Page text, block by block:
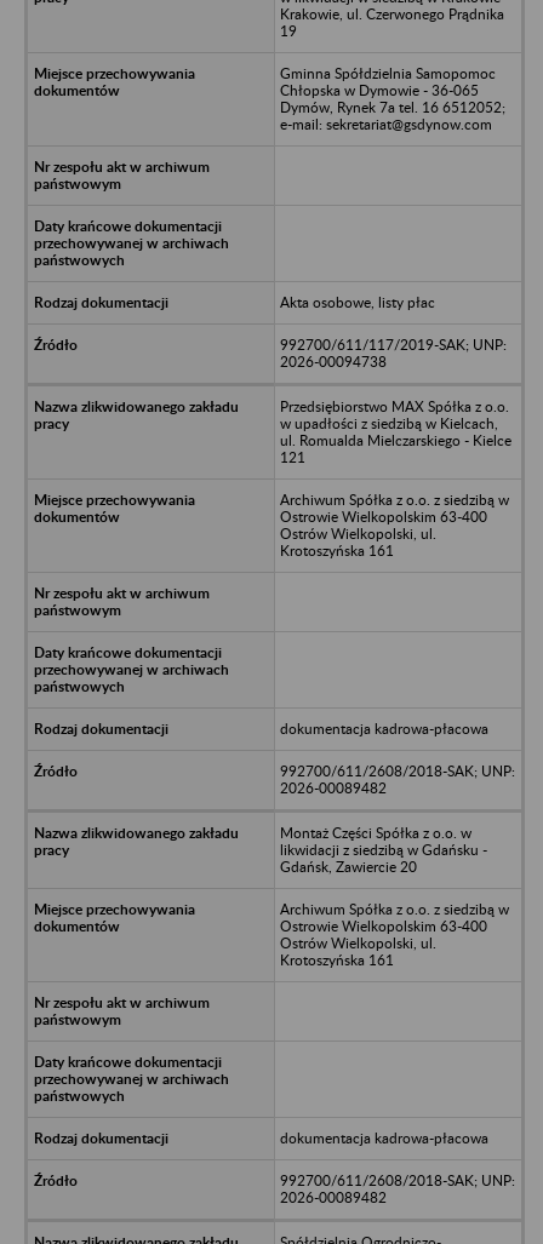
Krakowie, ul. Czerwonego Prądnika
19
Gminna Spółdzielnia Samopomoc
Chłopska w Dymowie - 36-065
Dymów, Rynek 7a tel. 16 6512052;
e-mail: sekretariat@gsdynow.com
Akta osobowe, listy płac
992700/611/117/2019-SAK; UNP:
2026-00094738
Przedsiębiorstwo MAX Spółka z o.o.
w upadłości z siedzibą w Kielcach,
ul. Romualda Mielczarskiego - Kielce
121
Archiwum Spółka z o.o. z siedzibą w
Ostrowie Wielkopolskim 63-400
Ostrów Wielkopolski, ul.
Krotoszyńska 161
dokumentacja kadrowa-płacowa
992700/611/2608/2018-SAK; UNP:
2026-00089482
Montaż Części Spółka z o.o. w
likwidacji z siedzibą w Gdańsku -
Gdańsk, Zawiercie 20
Archiwum Spółka z o.o. z siedzibą w
Ostrowie Wielkopolskim 63-400
Ostrów Wielkopolski, ul.
Krotoszyńska 161
dokumentacja kadrowa-płacowa
992700/611/2608/2018-SAK; UNP:
2026-00089482